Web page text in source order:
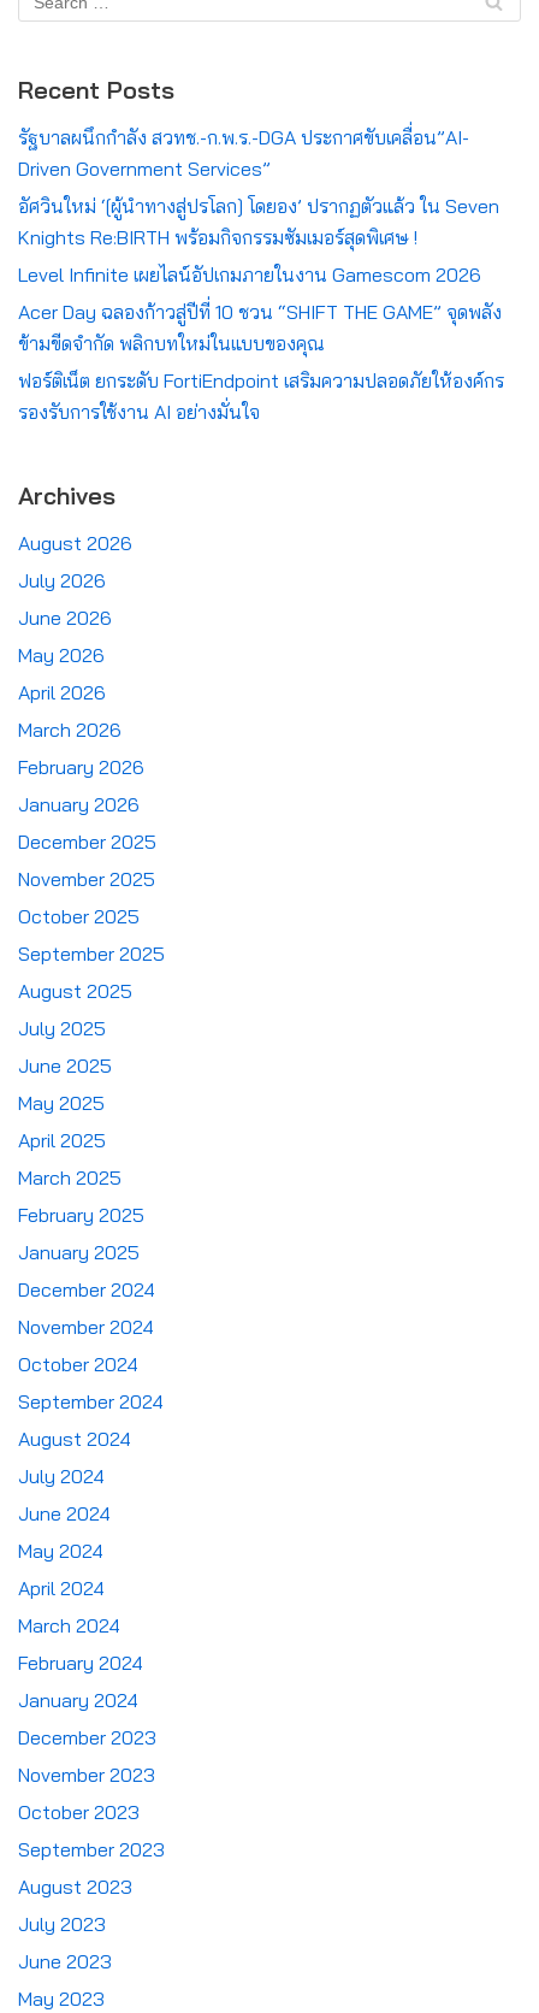
Recent Posts
รัฐบาลผนึกกำลัง สวทช.-ก.พ.ร.-DGA ประกาศขับเคลื่อน”AI-
Driven Government Services”
อัศวินใหม่ ‘[ผู้นำทางสู่ปรโลก] โดยอง’ ปรากฏตัวแล้ว ใน Seven
Knights Re:BIRTH พร้อมกิจกรรมซัมเมอร์สุดพิเศษ !
Level Infinite เผยไลน์อัปเกมภายในงาน Gamescom 2026
Acer Day ฉลองก้าวสู่ปีที่ 10 ชวน “SHIFT THE GAME” จุดพลัง
ข้ามขีดจำกัด พลิกบทใหม่ในแบบของคุณ
ฟอร์ติเน็ต ยกระดับ FortiEndpoint เสริมความปลอดภัยให้องค์กร
รองรับการใช้งาน AI อย่างมั่นใจ
Archives
August 2026
July 2026
June 2026
May 2026
April 2026
March 2026
February 2026
January 2026
December 2025
November 2025
October 2025
September 2025
August 2025
July 2025
June 2025
May 2025
April 2025
March 2025
February 2025
January 2025
December 2024
November 2024
October 2024
September 2024
August 2024
July 2024
June 2024
May 2024
April 2024
March 2024
February 2024
January 2024
December 2023
November 2023
October 2023
September 2023
August 2023
July 2023
June 2023
May 2023